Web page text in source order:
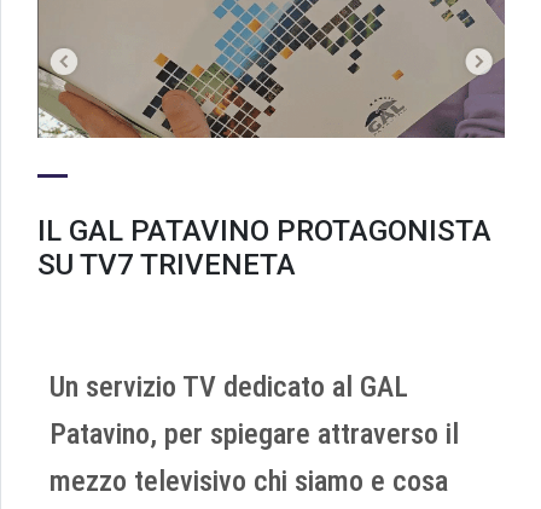
IL GAL PATAVINO PROTAGONISTA
SU TV7 TRIVENETA
Un servizio TV dedicato al GAL
Patavino, per spiegare attraverso il
mezzo televisivo chi siamo e cosa